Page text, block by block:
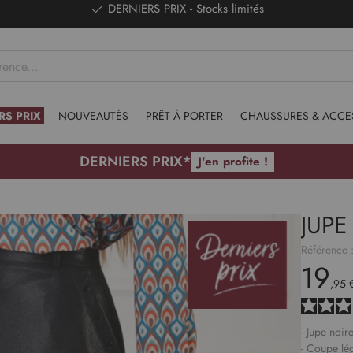
DERNIERS PRIX - Stocks limités
PRIX NOUVEAUTÉS PRÊT À PORTER CHAUSSURES &
DERNIERS PRIX* J'en profite !
Référence :
19,95
- Jupe
- Coupe